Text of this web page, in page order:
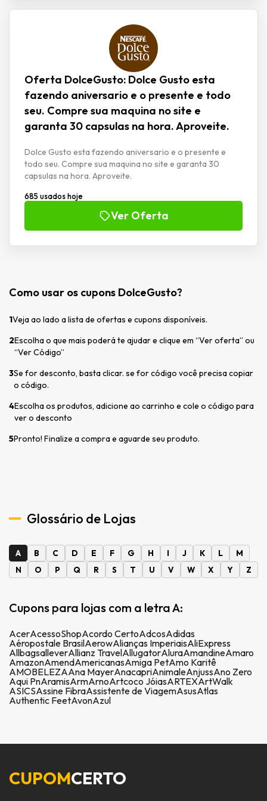
Oferta DolceGusto: Dolce Gusto esta
fazendo aniversario e o presente e todo
seu. Compre sua maquina no site e
garanta 30 capsulas na hora. Aproveite.
Dolce Gusto esta fazendo aniversario e o presente e
todo seu. Compre sua maquina no site e garanta 30
capsulas na hora. Aproveite.
685 usados hoje
Ver Oferta
Como usar os cupons DolceGusto?
1Veja ao lado a lista de ofertas e cupons disponíveis.
2Escolha o que mais poderá te ajudar e clique em “Ver oferta” ou
“Ver Código”
3Se for desconto, basta clicar. se for código você precisa copiar
o código.
4Escolha os produtos, adicione ao carrinho e cole o código para
ver o desconto
5Pronto! Finalize a compra e aguarde seu produto.
Glossário de Lojas
A B C D E F G H I J K L
M
N
O P Q R S T U V W X Y Z
Cupons para lojas com a letra A:
AcerAcessoShopAcordo CertoAdcosAdidas
Aéropostale BrasilAerowAlianças ImperiaisAliExpress
AllbagsalleverAllianz TravelAllugatorAluraAmandineAmaro
AmazonAmendAmericanasAmiga PetAmo Karitê
AMOBELEZAAna MayerAnacapriAnimaleAnjussAno Zero
Aqui PnAramisArmArnoArtcoco JóiasARTEXArtWalk
ASICSAssine FibraAssistente de ViagemAsusAtlas
Authentic FeetAvonAzul
CUPOMCERTO